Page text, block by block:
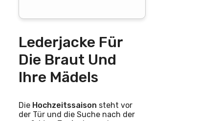
Lederjacke Für
Die Braut Und
Ihre Mädels
Die Hochzeitssaison steht vor
der Tür und die Suche nach der